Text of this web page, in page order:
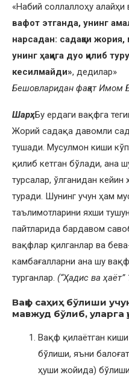
«Набий соллаллоҳу алайҳи
вафот этганда, унинг
нарсадан: садақаи
унинг ҳаққига дуо қилиб
кесилмайди», дедилар»
Бешовларидан фақат Имом
Шарҳ:Бу ердаги вақфга
Жорий садақа давомли
тушади. Мусулмон киши
қилиб кетган бўлади, ана
турсалар, ўлганидан кейин
туради. Шунинг учун ҳам
таълимотларини яхши
пайтларида бардавом
вақфлар қилганлар ва
камбағалларни ана шу
турганлар. (“Ҳадис ва ҳаёт”
Вақф саҳиҳ бўлиши
мавжуд бўлиб, уларга
Вақф қилаётган
бўлиши, яъни
ҳуши жойида)